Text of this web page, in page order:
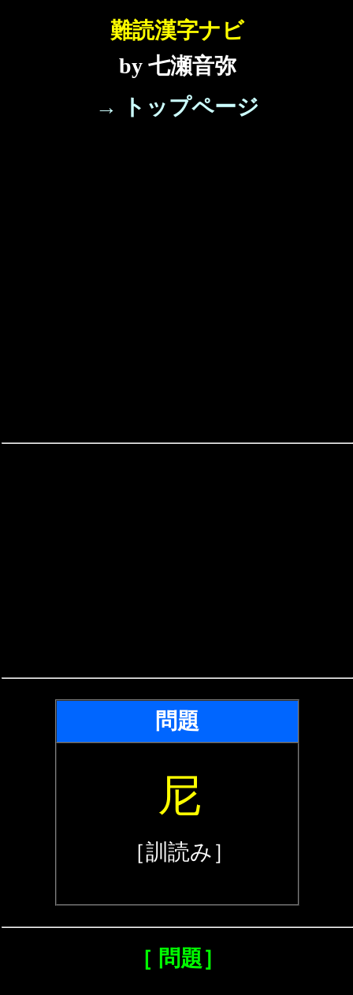
難読漢字ナビ
by 七瀬音弥
→ トップページ
問題
尼
［訓読み］
［ 問題］